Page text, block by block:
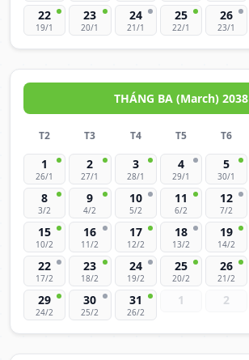
22
19/1
23
20/1
24
21/1
25
22/1
26
23/1
THÁNG BA (March) 2038
T2 T3 T4 T5 T6
1
26/1
2
27/1
3
28/1
4
29/1
5
30/1
8
3/2
9
4/2
10
5/2
11
6/2
12
7/2
15
10/2
16
11/2
17
12/2
18
13/2
19
14/2
22
17/2
23
18/2
24
19/2
25
20/2
26
21/2
29
24/2
30
25/2
31
26/2
1 2